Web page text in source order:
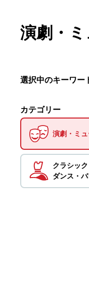
演劇・
選択中のキーワー
カテゴリー
演劇・ ミ
クラシック
ダンス・